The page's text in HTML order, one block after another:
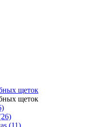
щеток
щеток
(11)